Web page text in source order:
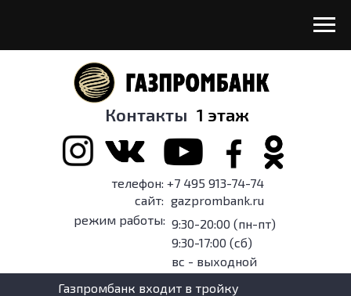
Газпромбанк входит в тройку
телефон: +7 495 913-74-74
Контакты
режим работы: 9:30-20:00 (пн-пт)
9:30-17:00 (сб)
вс - выходной
1 этаж
сайт: gazprombank.ru